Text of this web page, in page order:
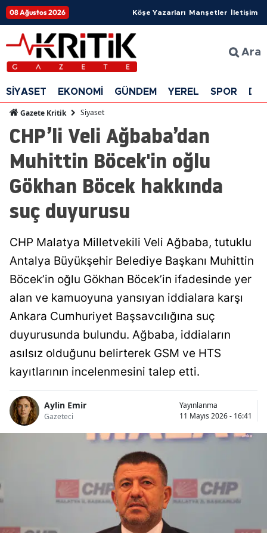
08 Ağustos 2026 Köşe Yazarları Manşetler İletişim
Ara
SİYASET EKONOMİ GÜNDEM YEREL SPOR
Gazete Kritik Siyaset
CHP’li Veli Ağbaba’dan
Muhittin Böcek'in oğlu
Gökhan Böcek hakkında
suç duyurusu
CHP Malatya Milletvekili Veli Ağbaba, tutuklu
Antalya Büyükşehir Belediye Başkanı Muhittin
Böcek’in oğlu Gökhan Böcek’in ifadesinde yer
alan ve kamuoyuna yansıyan iddialara karşı
Ankara Cumhuriyet Başsavcılığına suç
duyurusunda bulundu. Ağbaba, iddiaların
asılsız olduğunu belirterek GSM ve HTS
kayıtlarının incelenmesini talep etti.
Aylin Emir
Gazeteci
Yayınlanma
11 Mayıs 2026 - 16:41